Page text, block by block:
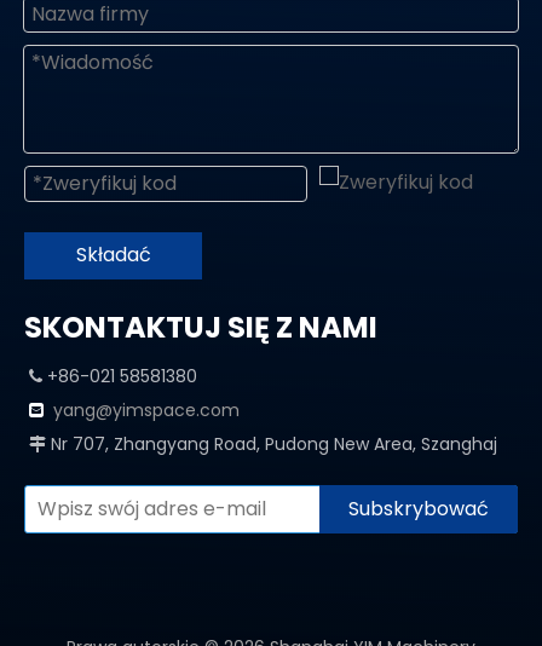
Składać
SKONTAKTUJ SIĘ Z NAMI
 +86-021 58581380
 yang@yimspace.com
 Nr 707, Zhangyang Road, Pudong New Area, Szanghaj
Subskrybować